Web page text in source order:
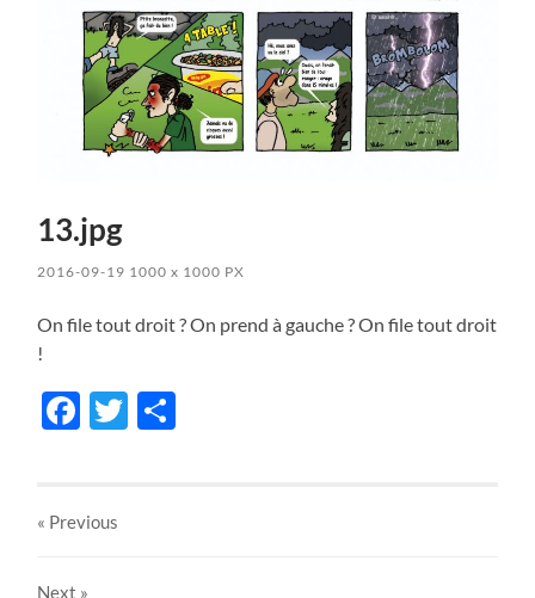
13.jpg
2016-09-19 1000x 1000 PX
On file tout droit ? On prend à gauche ? On file tout droit
!
Facebook
Twitter
« Previous
Next »